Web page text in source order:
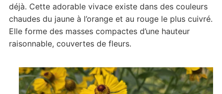
déjà. Cette adorable vivace existe dans des couleurs
chaudes du jaune à l’orange et au rouge le plus cuivré.
Elle forme des masses compactes d’une hauteur
raisonnable, couvertes de fleurs.